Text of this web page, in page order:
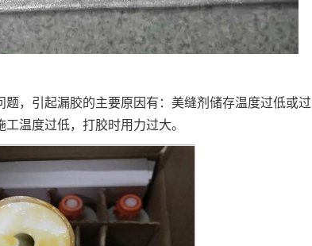
，引起漏胶的主要原因有：美缝剂储存温度过低或过
温度过低，打胶时用力过大。